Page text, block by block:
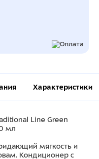
Характеристики
Line Green
мл
мягкость и
Кондиционер с